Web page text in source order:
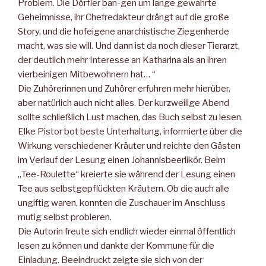
Problem. Die Dörfler ban-gen um lange gewahrte
Geheimnisse, ihr Chefredakteur drängt auf die große
Story, und die hofeigene anarchistische Ziegenherde
macht, was sie will. Und dann ist da noch dieser Tierarzt,
der deutlich mehr Interesse an Katharina als an ihren
vierbeinigen Mitbewohnern hat… “
Die Zuhörerinnen und Zuhörer erfuhren mehr hierüber,
aber natürlich auch nicht alles. Der kurzweilige Abend
sollte schließlich Lust machen, das Buch selbst zu lesen.
Elke Pistor bot beste Unterhaltung, informierte über die
Wirkung verschiedener Kräuter und reichte den Gästen
im Verlauf der Lesung einen Johannisbeerlikör. Beim
„Tee-Roulette“ kreierte sie während der Lesung einen
Tee aus selbstgepflückten Kräutern. Ob die auch alle
ungiftig waren, konnten die Zuschauer im Anschluss
mutig selbst probieren.
Die Autorin freute sich endlich wieder einmal öffentlich
lesen zu können und dankte der Kommune für die
Einladung. Beeindruckt zeigte sie sich von der